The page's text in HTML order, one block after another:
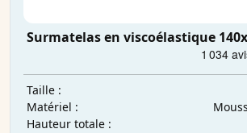
Surmatelas en viscoélastique
Taille :
Matériel :
Hauteur totale :